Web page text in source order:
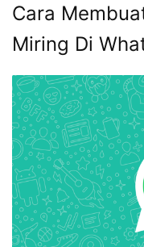
Cara
Miring Di